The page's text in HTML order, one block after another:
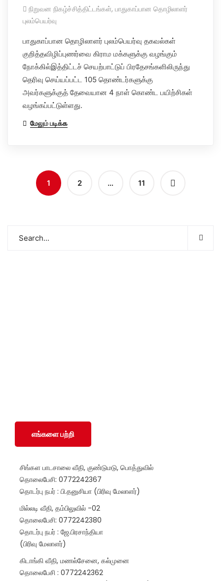
நிறுவன நிகழ்ச்சித்திட்டங்கள், பாதுகாப்பான தொழிலாளர்
புலம்பெயர்வு
பாதுகாப்பான தொழிலாளர் புலம்பெயர்வு தகவல்கள்
குறித்தவிழிப்புணர்வை கிராம மக்களுக்கு வழங்கும்
நோக்கில்இத்திட்டச் செயற்பாட்டுப் பிரதேசங்களிலிருந்து
தெரிவு செய்யப்பட்ட 105 தொண்டர்களுக்கு
அவர்களுக்குத் தேவையான 4 நாள் கொண்ட பயிற்சிகள்
வழங்கப்பட்டுள்ளது.
மேலும் படிக்க
1 2 … 11
எங்களை பற்றி
சிங்கள பாடசாலை வீதி, குண்டுமடு, பொத்துவில்
தொலைபேசி: 0772242367
தொடர்பு நபர் : பி.தனுசியா (பிரிவு மேலாளர்)
மில்லடி வீதி, தம்பிலுவில் -02
தொலைபேசி: 0772242380
தொடர்பு நபர் : ஜே.பிரசாந்தியா
(பிரிவு மேலாளர்)
கிடாங்கி வீதி, மணல்சேனை, கல்முனை
தொலைபேசி : 0772242362